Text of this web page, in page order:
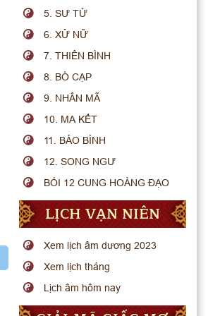
5. SƯ TỬ
6. XỬ NỮ
7. THIÊN BÌNH
8. BÒ CẠP
9. NHÂN MÃ
10. MA KẾT
11. BẢO BÌNH
12. SONG NGƯ
BÓI 12 CUNG HOÀNG ĐẠO
LỊCH VẠN NIÊN
Xem lịch âm dương 2023
Xem lịch tháng
Lịch âm hôm nay